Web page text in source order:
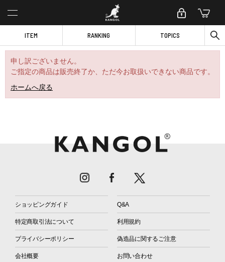
ITEM RANKING TOPICS
申し訳ございません。
ご指定の商品は販売終了か、ただ今お取扱いできない商品です。
ホームへ戻る
ショッピングガイド Q&A
特定商取引法について 利用規約
プライバシーポリシー 偽造品に関するご注意
会社概要 お問い合わせ